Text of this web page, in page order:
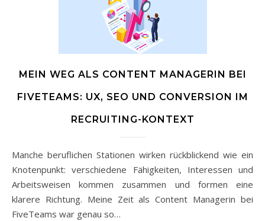
MEIN WEG ALS CONTENT MANAGERIN BEI
FIVETEAMS: UX, SEO UND CONVERSION IM
RECRUITING-KONTEXT
Manche beruflichen Stationen wirken rückblickend wie ein
Knotenpunkt: verschiedene Fähigkeiten, Interessen und
Arbeitsweisen kommen zusammen und formen eine
klarere Richtung. Meine Zeit als Content Managerin bei
FiveTeams war genau so…